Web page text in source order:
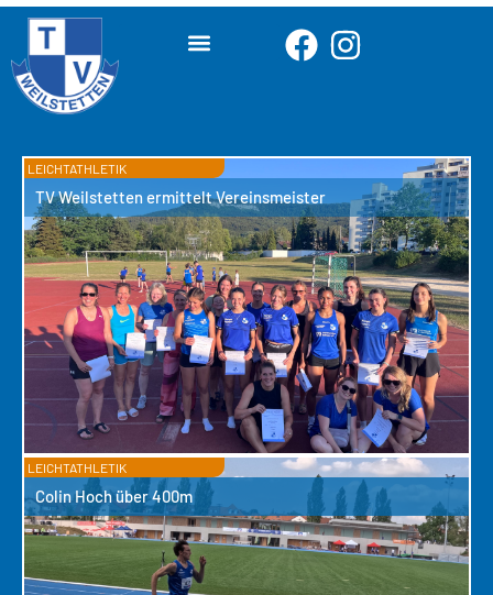
LEICHTATHLETIK
TV Weilstetten ermittelt Vereinsmeister
LEICHTATHLETIK
Colin Hoch über 400m